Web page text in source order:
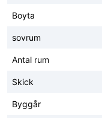
Boyta
sovrum
Antal rum
Skick
Byggår